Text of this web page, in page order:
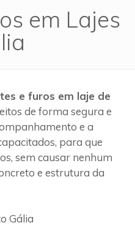
em Lajes
e furos em laje de
de forma segura e
e a
para que
sem causar nenhum
e estrutura da